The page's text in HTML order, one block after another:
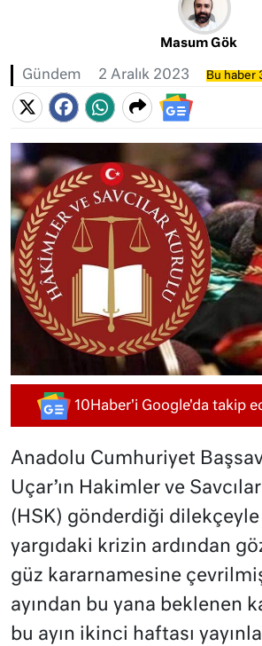
Masum Gök
Gündem 2 Aralık 2023 Bu haber
10Haber'i Google'da takip
Anadolu Cumhuriyet
Uçar’ın Hakimler ve
(HSK) gönderdiği
yargıdaki krizin ardından
güz kararnamesine
ayından bu yana beklenen
bu ayın ikinci haftası